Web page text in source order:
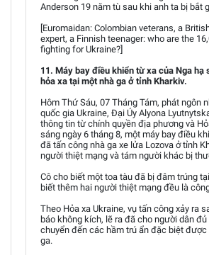
Anderson 19 năm tù sau khi anh ta bị bắt
[Euromaidan: Colombian veterans, a
expert, a Finnish teenager: who are the
fighting for Ukraine?]
11. Máy bay điều khiển từ xa của Nga hạ
hỏa xa tại một nhà ga ở tỉnh Kharkiv.
Hôm Thứ Sáu, 07 Tháng Tám, phát ngôn
quốc gia Ukraine, Đại Úy Alyona
thông tin từ chính quyền địa phương và
sáng ngày 6 tháng 8, một máy bay điều
đã tấn công nhà ga xe lửa Lozova ở tỉnh
người thiệt mạng và tám người khác bị
Cô cho biết một toa tàu đã bị đâm trúng
biết thêm hai người thiệt mạng đều là
Theo Hỏa xa Ukraine, vụ tấn công xảy ra
báo không kích, lẽ ra đã cho người dân
chuyển đến các hầm trú ẩn đặc biệt
ga.